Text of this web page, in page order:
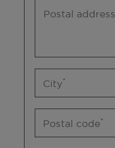
Postal address
City
Postal code